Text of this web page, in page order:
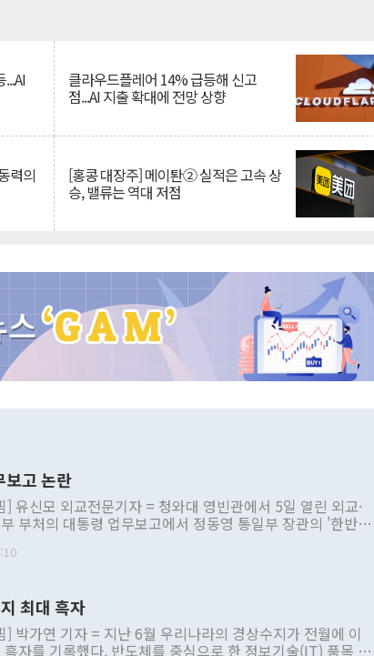
클라우드플레어 14% 급등해 신고
점...AI 지출 확대에 전망 상향
력의 [홍콩 대장주] 메이퇀② 실적은 고속 상
승, 밸류는 역대 저점
보고 논란
] 유신모 외교전문기자 = 청와대 영빈관에서 5일 열린 외교·
부처의 대통령 업무보고에서 정동영 통일부 장관의 '한반도
부 내 조율을 거치지 않은 사안을 정책으로 추진하겠다고 공
근거한 비현실적 구상'이라는 비판을 내놨다. 그동안 정 장
관련 발언이 물의를 빚은 적은 여러 번 있지만 대통령과 유
공개적으로 부정적 입장을 표명한 것은 이례적이다. 정 장
최대 흑자
] 박가연 기자 = 지난 6월 우리나라의 경상수지가 전월에 이
흑자를 기록했다. 반도체를 중심으로 한 정보기술(IT) 품목 수